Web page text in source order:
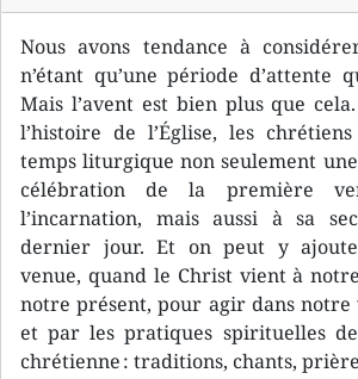
Nous avons tendance à
n’étant qu’une période d’attente
Mais l’avent est bien plus que
l’histoire de l’Église, les
temps liturgique non seulement
célébration de la première
l’incarnation, mais aussi à sa
dernier jour. Et on peut y
venue, quand le Christ vient à
notre présent, pour agir dans notre
et par les pratiques spirituelles
chrétienne : traditions, chants,